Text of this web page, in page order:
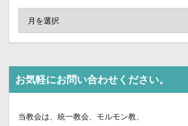
お気軽にお問い合わせください。
当教会は、統一教会、モルモン教、